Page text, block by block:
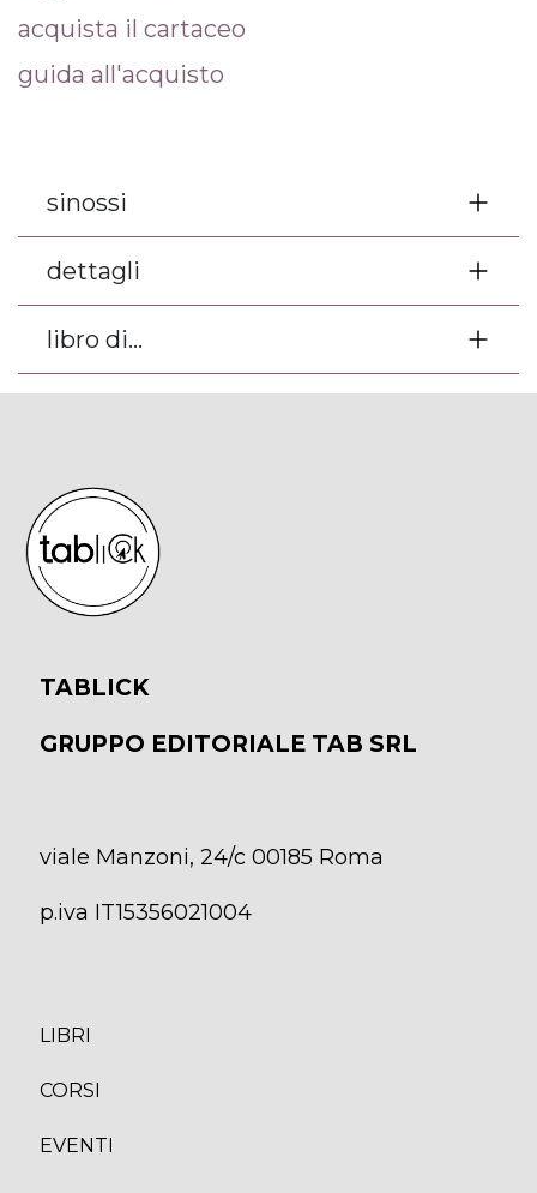
acquista il cartaceo
guida all'acquisto
sinossi
dettagli
libro di...
TABLICK
GRUPPO EDITORIALE TAB SRL
viale Manzoni, 24/c 00185 Roma
p.iva IT15356021004
LIBRI
CORSI
EVENTI